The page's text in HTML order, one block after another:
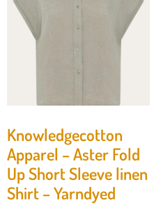
Knowledgecotton
Apparel – Aster Fold
Up Short Sleeve linen
Shirt – Yarndyed